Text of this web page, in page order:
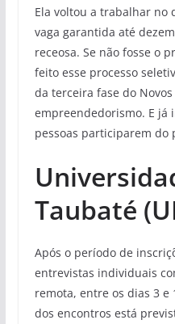
Ela voltou a trabalhar no
vaga garantida até
receosa. Se não fosse o
feito esse processo
da terceira fase do
empreendedorismo. E já
pessoas participarem do
Taubaté
Após o período de
entrevistas individuais
remota, entre os dias 3
dos encontros está